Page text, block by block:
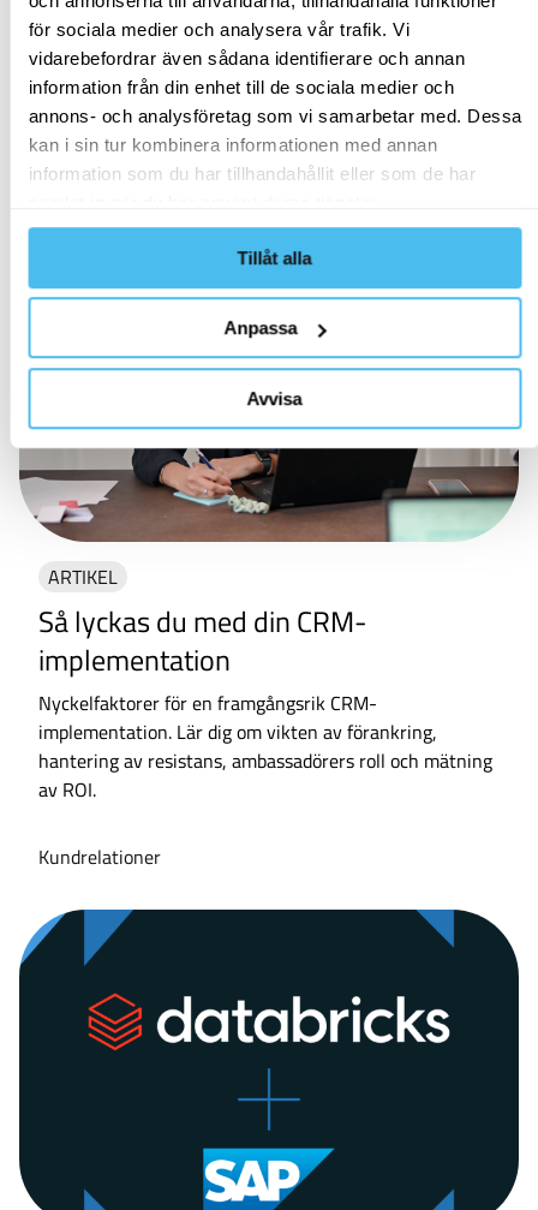
för sociala medier och analysera vår trafik. Vi
vidarebefordrar även sådana identifierare och annan
information från din enhet till de sociala medier och
annons- och analysföretag som vi samarbetar med. Dessa
kan i sin tur kombinera informationen med annan
information som du har tillhandahållit eller som de har
Tillåt alla
Anpassa
Avvisa
Zington driver framgångsrik implementering av SAP S/4
HANA för ledande tågoperatör som förbinder
Skandinaviens städer. Läs om våra effektiva lösningar
och pågående support!
ERP
ARTIKEL
Så lyckas du med din CRM-
implementation
Nyckelfaktorer för en framgångsrik CRM-
implementation. Lär dig om vikten av förankring,
hantering av resistans, ambassadörers roll och mätning
av ROI.
Kundrelationer